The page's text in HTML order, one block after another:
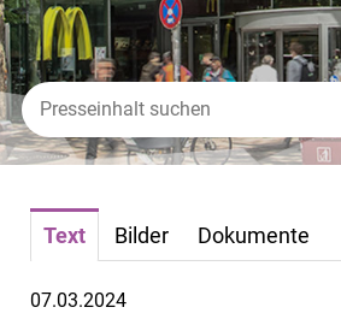
Text Bilder Dokumente
07.03.2024